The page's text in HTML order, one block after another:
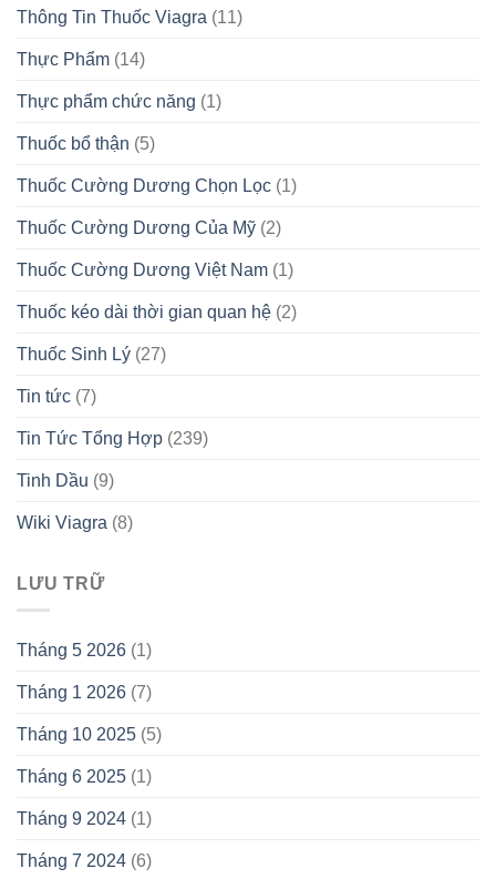
Thông Tin Thuốc Viagra (11)
Thực Phẩm (14)
Thực phẩm chức năng (1)
Thuốc bổ thận (5)
Thuốc Cường Dương Chọn Lọc (1)
Thuốc Cường Dương Của Mỹ (2)
Thuốc Cường Dương Việt Nam (1)
Thuốc kéo dài thời gian quan hệ (2)
Thuốc Sinh Lý (27)
Tin tức (7)
Tin Tức Tổng Hợp (239)
Tinh Dầu (9)
Wiki Viagra (8)
LƯU TRỮ
Tháng 5 2026 (1)
Tháng 1 2026 (7)
Tháng 10 2025 (5)
Tháng 6 2025 (1)
Tháng 9 2024 (1)
Tháng 7 2024 (6)